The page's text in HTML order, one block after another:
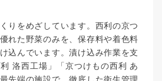
りをめざしています。西利の京つ
れた野菜のみを、保存料や着色料
込んでいます。漬け込み作業を支
洛西工場」「京つけもの西利 あ